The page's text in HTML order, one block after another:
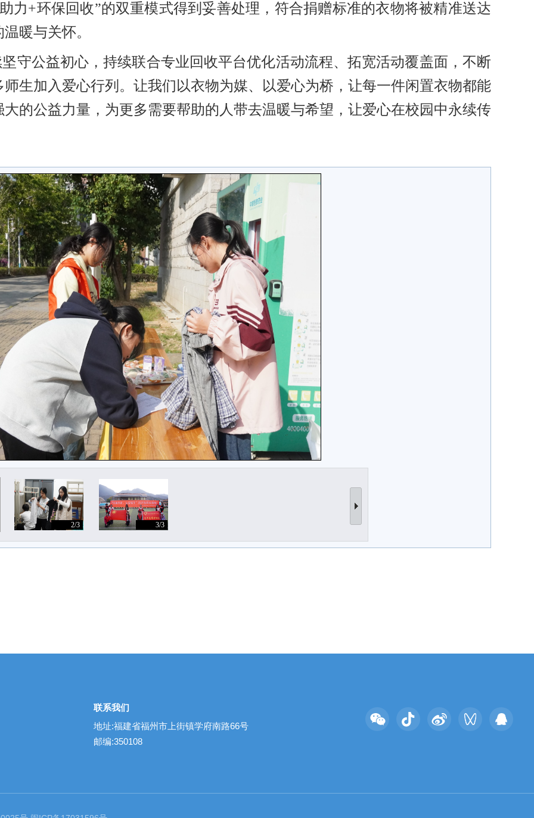
力+环保回收”的双重模式得到妥善处理，符合捐赠标准的衣物将被精准送达
暖与关怀。
守公益初心，持续联合专业回收平台优化活动流程、拓宽活动覆盖面，不断
生加入爱心行列。让我们以衣物为媒、以爱心为桥，让每一件闲置衣物都能
的公益力量，为更多需要帮助的人带去温暖与希望，让爱心在校园中永续传
2/3 3/3
联系我们
地址:福建省福州市上街镇学府南路66号
邮编:350108